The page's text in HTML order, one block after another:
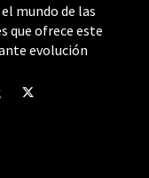
mundo de las
que ofrece este
evolución